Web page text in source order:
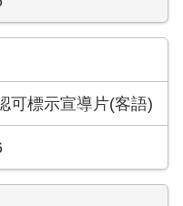
可標示宣導片(客語)